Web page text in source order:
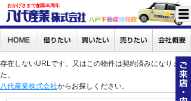
おかげさまで創業46周年
存在しないURLです。又はこの物件は契約済みになりまし
た。
八代産業株式会社からお探しください。